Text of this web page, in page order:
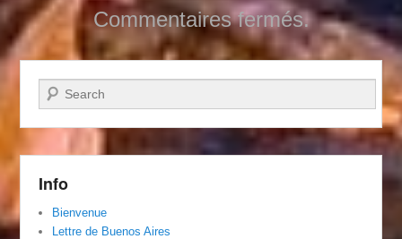
Commentaires fermés.
Recherche
Info
Bienvenue
Lettre de Buenos Aires